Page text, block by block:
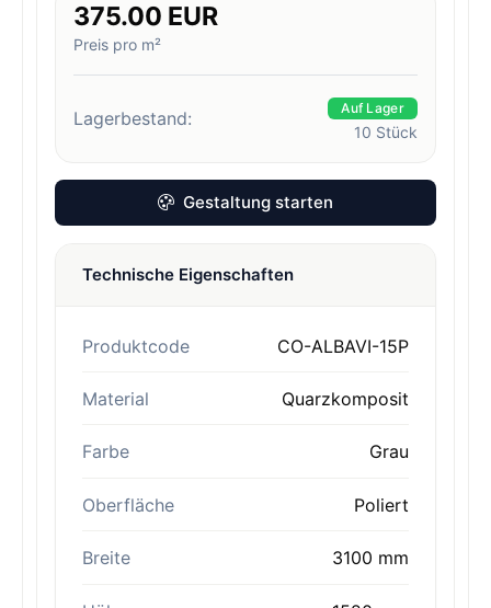
375.00 EUR
Preis pro m²
Lagerbestand: Auf Lager
10 Stück
Gestaltung starten
Technische Eigenschaften
Produktcode CO-ALBAVI-15P
Material Quarzkomposit
Farbe Grau
Oberfläche Poliert
Breite 3100 mm